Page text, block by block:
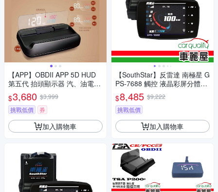
【APP】OBDII APP 5D HUD
第五代 抬頭顯示器 汽、油電車
通用 送安裝(車麗屋)
$3,680 $3,999
挑戰低價
券
加入購物車
【SouthStar】反雷達 南極星 G
PS-7688 觸控 液晶彩屏分體測
速器 安裝費另計(車麗屋)
$8,485 $9,222
挑戰低價
加入購物車